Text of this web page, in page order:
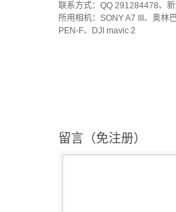
联系方式：QQ 291284478、
所用相机：SONY A7 III、奥林
PEN-F、DJI mavic 2
留言（免注册）